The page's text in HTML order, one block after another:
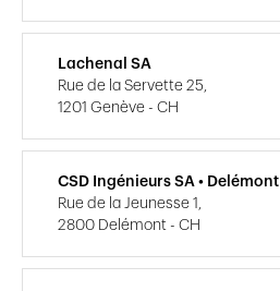
Lachenal SA
Rue de la Servette 25,
1201 Genève - CH
CSD Ingénieurs SA • Delémont
Rue de la Jeunesse 1,
2800 Delémont - CH